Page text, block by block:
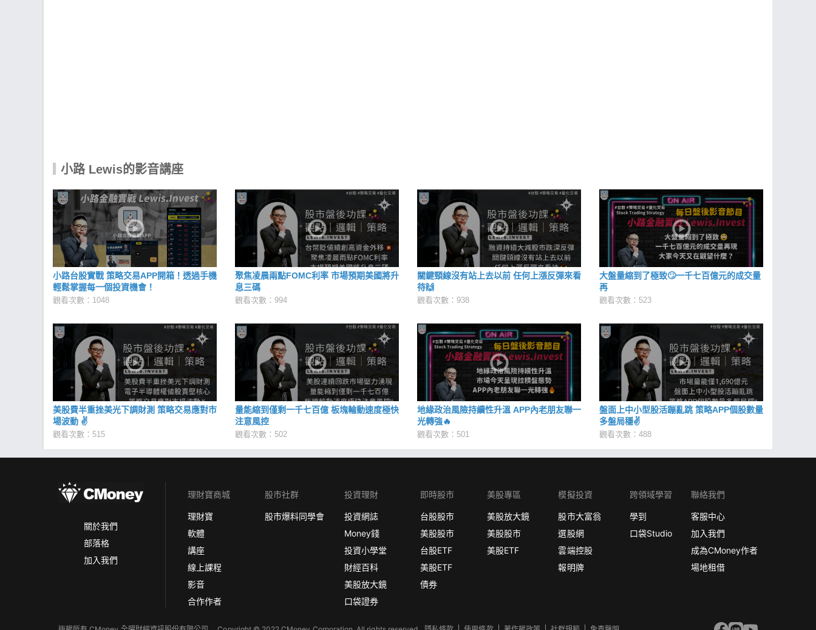
小路 Lewis的影音講座
小路台股實戰 策略交易APP開箱！透過手機
輕鬆掌握每一個投資機會！
觀看次數：1048
聚焦凌晨兩點FOMC利率 市場預期美國將升
息三碼
觀看次數：994
關鍵頸線沒有站上去以前 任何上漲反彈來看
待🙌
觀看次數：938
大盤量縮到了極致🙄一千七百億元的成交量
再
觀看次數：523
美股費半重挫美光下調財測 策略交易應對市
場波動 ✌
觀看次數：515
量能縮到僅剩一千七百億 板塊輪動速度極快
注意風控
觀看次數：502
地緣政治風險持續性升溫 APP內老朋友聯一
光轉強🔥
觀看次數：501
盤面上中小型股活蹦亂跳 策略APP個股數量
多盤局穩✌
觀看次數：488
關於我們
部落格
加入我們
理財寶商城
理財寶
軟體
講座
線上課程
影音
合作作者
股市社群
股市爆料同學會
投資理財
投資網誌
Money錢
投資小學堂
財經百科
美股放大鏡
口袋證券
即時股市
台股股市
美股股市
台股ETF
美股ETF
債券
美股專區
美股放大鏡
美股股市
美股ETF
模擬投資
股市大富翁
選股網
雲端控股
報明牌
跨領域學習
學到
口袋Studio
聯絡我們
客服中心
加入我們
成為CMoney作者
場地租借